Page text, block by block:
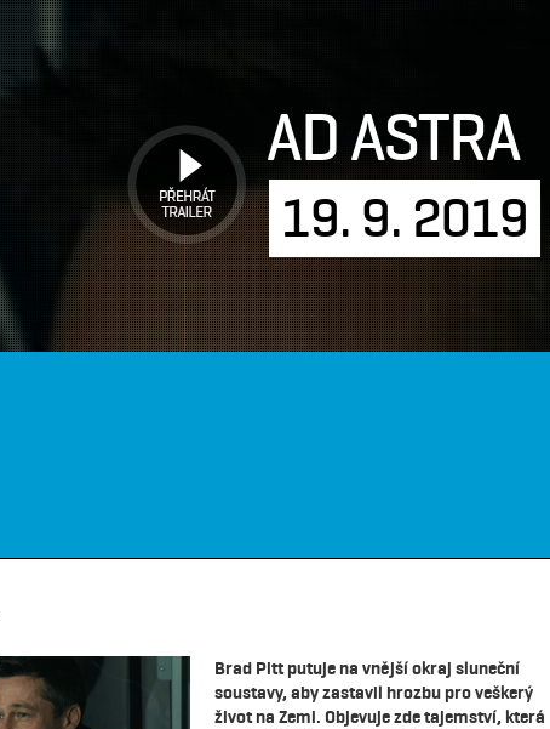
PŘEHRÁT
TRAILER
AD ASTRA
19. 9. 2019
Brad Pitt putuje na vnější okraj sluneční
soustavy, aby zastavil hrozbu pro veškerý
život na Zemi. Objevuje zde tajemství, která